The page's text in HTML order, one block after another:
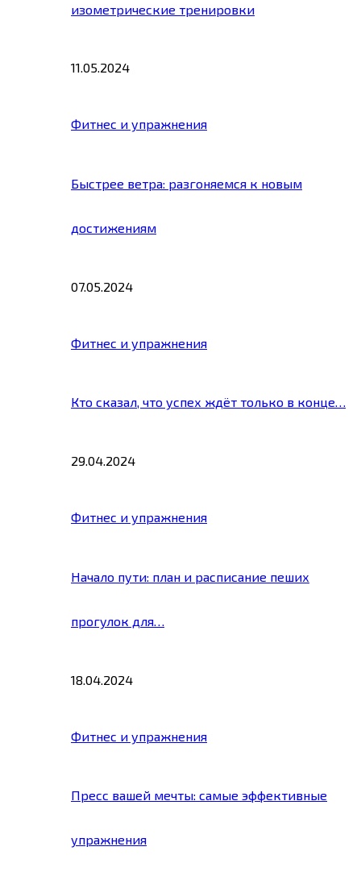
изометрические тренировки
11.05.2024
Фитнес и упражнения
Быстрее ветра: разгоняемся к новым
достижениям
07.05.2024
Фитнес и упражнения
Кто сказал, что успех ждёт только в конце…
29.04.2024
Фитнес и упражнения
Начало пути: план и расписание пеших
прогулок для…
18.04.2024
Фитнес и упражнения
Пресс вашей мечты: самые эффективные
упражнения